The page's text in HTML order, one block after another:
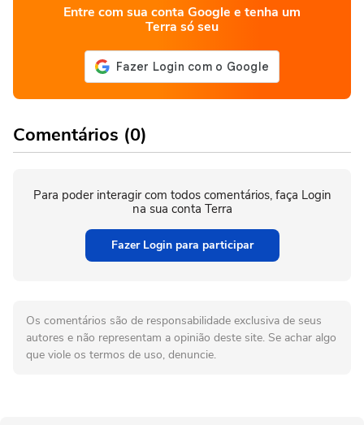
Entre com sua conta Google e tenha um
Terra só seu
Comentários (0)
Para poder interagir com todos comentários, faça Login
na sua conta Terra
Fazer Login para participar
Os comentários são de responsabilidade exclusiva de seus
autores e não representam a opinião deste site. Se achar algo
que viole os termos de uso, denuncie.